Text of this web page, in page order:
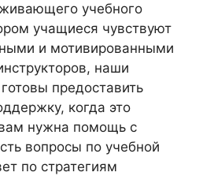
учебного
учащиеся чувствуют
и мотивированными
наши
предоставить
когда это
нужна помощь с
вопросы по учебной
по стратегиям